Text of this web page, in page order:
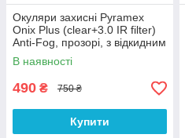
Окуляри захисні Pyramex
Onix Plus (clear+3.0 IR filter)
Anti-Fog, прозорі, з відкидним
фільтром від ІнфраЧерв
випромін
В наявності
490 ₴ 750 ₴
Купити